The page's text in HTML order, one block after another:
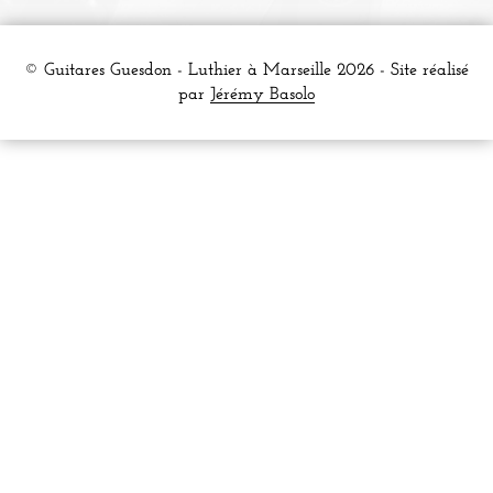
© Guitares Guesdon - Luthier à Marseille 2026 - Site réalisé
par Jérémy Basolo